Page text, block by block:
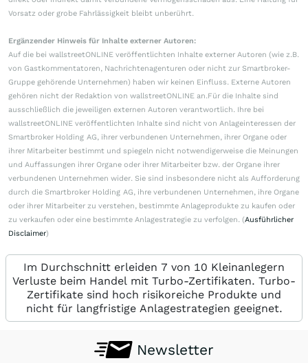
Vorsatz oder grobe Fahrlässigkeit bleibt unberührt.
Ergänzender Hinweis für Inhalte externer Autoren:
Auf die bei wallstreetONLINE veröffentlichten Inhalte externer Autoren (wie z.B.
von Gastkommentatoren, Nachrichtenagenturen oder nicht zur Smartbroker-
Gruppe gehörende Unternehmen) haben wir keinen Einfluss. Externe Autoren
gehören nicht der Redaktion von wallstreetONLINE an.Für die Inhalte sind
ausschließlich die jeweiligen externen Autoren verantwortlich. Ihre bei
wallstreetONLINE veröffentlichten Inhalte sind nicht von Anlageinteressen der
Smartbroker Holding AG, ihrer verbundenen Unternehmen, ihrer Organe oder
ihrer Mitarbeiter bestimmt und spiegeln nicht notwendigerweise die Meinungen
und Auffassungen ihrer Organe oder ihrer Mitarbeiter bzw. der Organe ihrer
verbundenen Unternehmen wider. Sie sind insbesondere nicht als Aufforderung
durch die Smartbroker Holding AG, ihre verbundenen Unternehmen, ihre Organe
oder ihrer Mitarbeiter zu verstehen, bestimmte Anlageprodukte zu kaufen oder
zu verkaufen oder eine bestimmte Anlagestrategie zu verfolgen. (Ausführlicher
Disclaimer)
Im Durchschnitt erleiden 7 von 10 Kleinanlegern
Verluste beim Handel mit Turbo-Zertifikaten. Turbo-
Zertifikate sind hoch risikoreiche Produkte und
nicht für langfristige Anlagestrategien geeignet.
Newsletter